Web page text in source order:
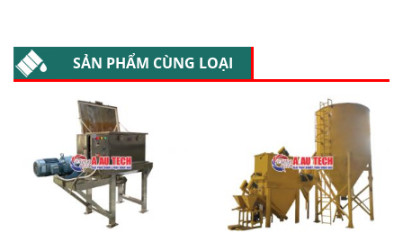
SẢN PHẨM CÙNG LOẠI